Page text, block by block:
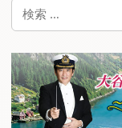
検